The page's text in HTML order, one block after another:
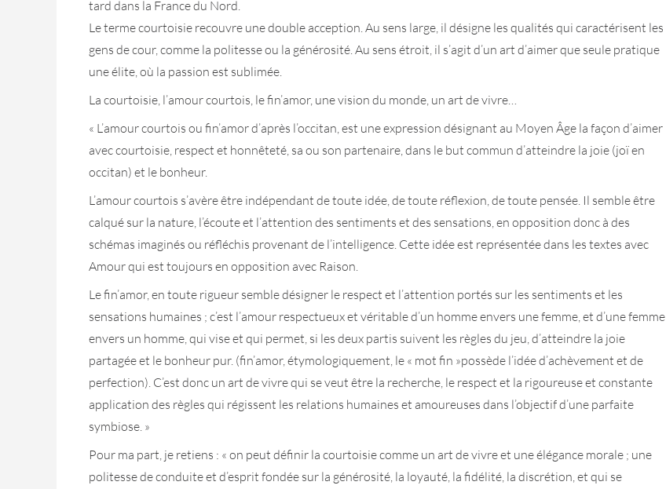
tard dans la France du Nord.
Le terme courtoisie recouvre une double acception. Au sens large, il désigne les qualités qui caractérisent les
gens de cour, comme la politesse ou la générosité. Au sens étroit, il s’agit d’un art d’aimer que seule pratique
une élite, où la passion est sublimée.
La courtoisie, l’amour courtois, le fin’amor, une vision du monde, un art de vivre…
« L’amour courtois ou fin’amor d’après l’occitan, est une expression désignant au Moyen Âge la façon d’aimer
avec courtoisie, respect et honnêteté, sa ou son partenaire, dans le but commun d’atteindre la joie (joï en
occitan) et le bonheur.
L’amour courtois s’avère être indépendant de toute idée, de toute réflexion, de toute pensée. Il semble être
calqué sur la nature, l’écoute et l’attention des sentiments et des sensations, en opposition donc à des
schémas imaginés ou réfléchis provenant de l’intelligence. Cette idée est représentée dans les textes avec
Amour qui est toujours en opposition avec Raison.
Le fin’amor, en toute rigueur semble désigner le respect et l’attention portés sur les sentiments et les
sensations humaines ; c’est l’amour respectueux et véritable d’un homme envers une femme, et d’une femme
envers un homme, qui vise et qui permet, si les deux partis suivent les règles du jeu, d’atteindre la joie
partagée et le bonheur pur. (fin’amor, étymologiquement, le « mot fin »possède l’idée d’achèvement et de
perfection). C’est donc un art de vivre qui se veut être la recherche, le respect et la rigoureuse et constante
application des règles qui régissent les relations humaines et amoureuses dans l’objectif d’une parfaite
symbiose. »
Pour ma part, je retiens : « on peut définir la courtoisie comme un art de vivre et une élégance morale ; une
politesse de conduite et d’esprit fondée sur la générosité, la loyauté, la fidélité, la discrétion, et qui se